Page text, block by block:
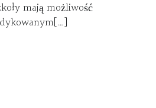
mają możliwość